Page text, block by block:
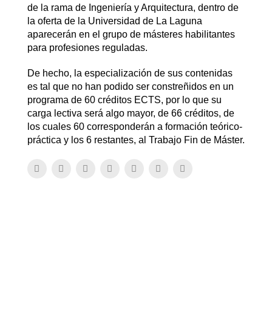
de la rama de Ingeniería y Arquitectura, dentro de
la oferta de la Universidad de La Laguna
aparecerán en el grupo de másteres habilitantes
para profesiones reguladas.
De hecho, la especialización de sus contenidas
es tal que no han podido ser constreñidos en un
programa de 60 créditos ECTS, por lo que su
carga lectiva será algo mayor, de 66 créditos, de
los cuales 60 corresponderán a formación teórico-
práctica y los 6 restantes, al Trabajo Fin de Máster.